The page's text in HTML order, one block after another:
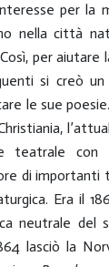
per la
nella città
per aiutare
si creò
le sue
teatrale con
di importanti
Era il
neutrale del
lasciò la